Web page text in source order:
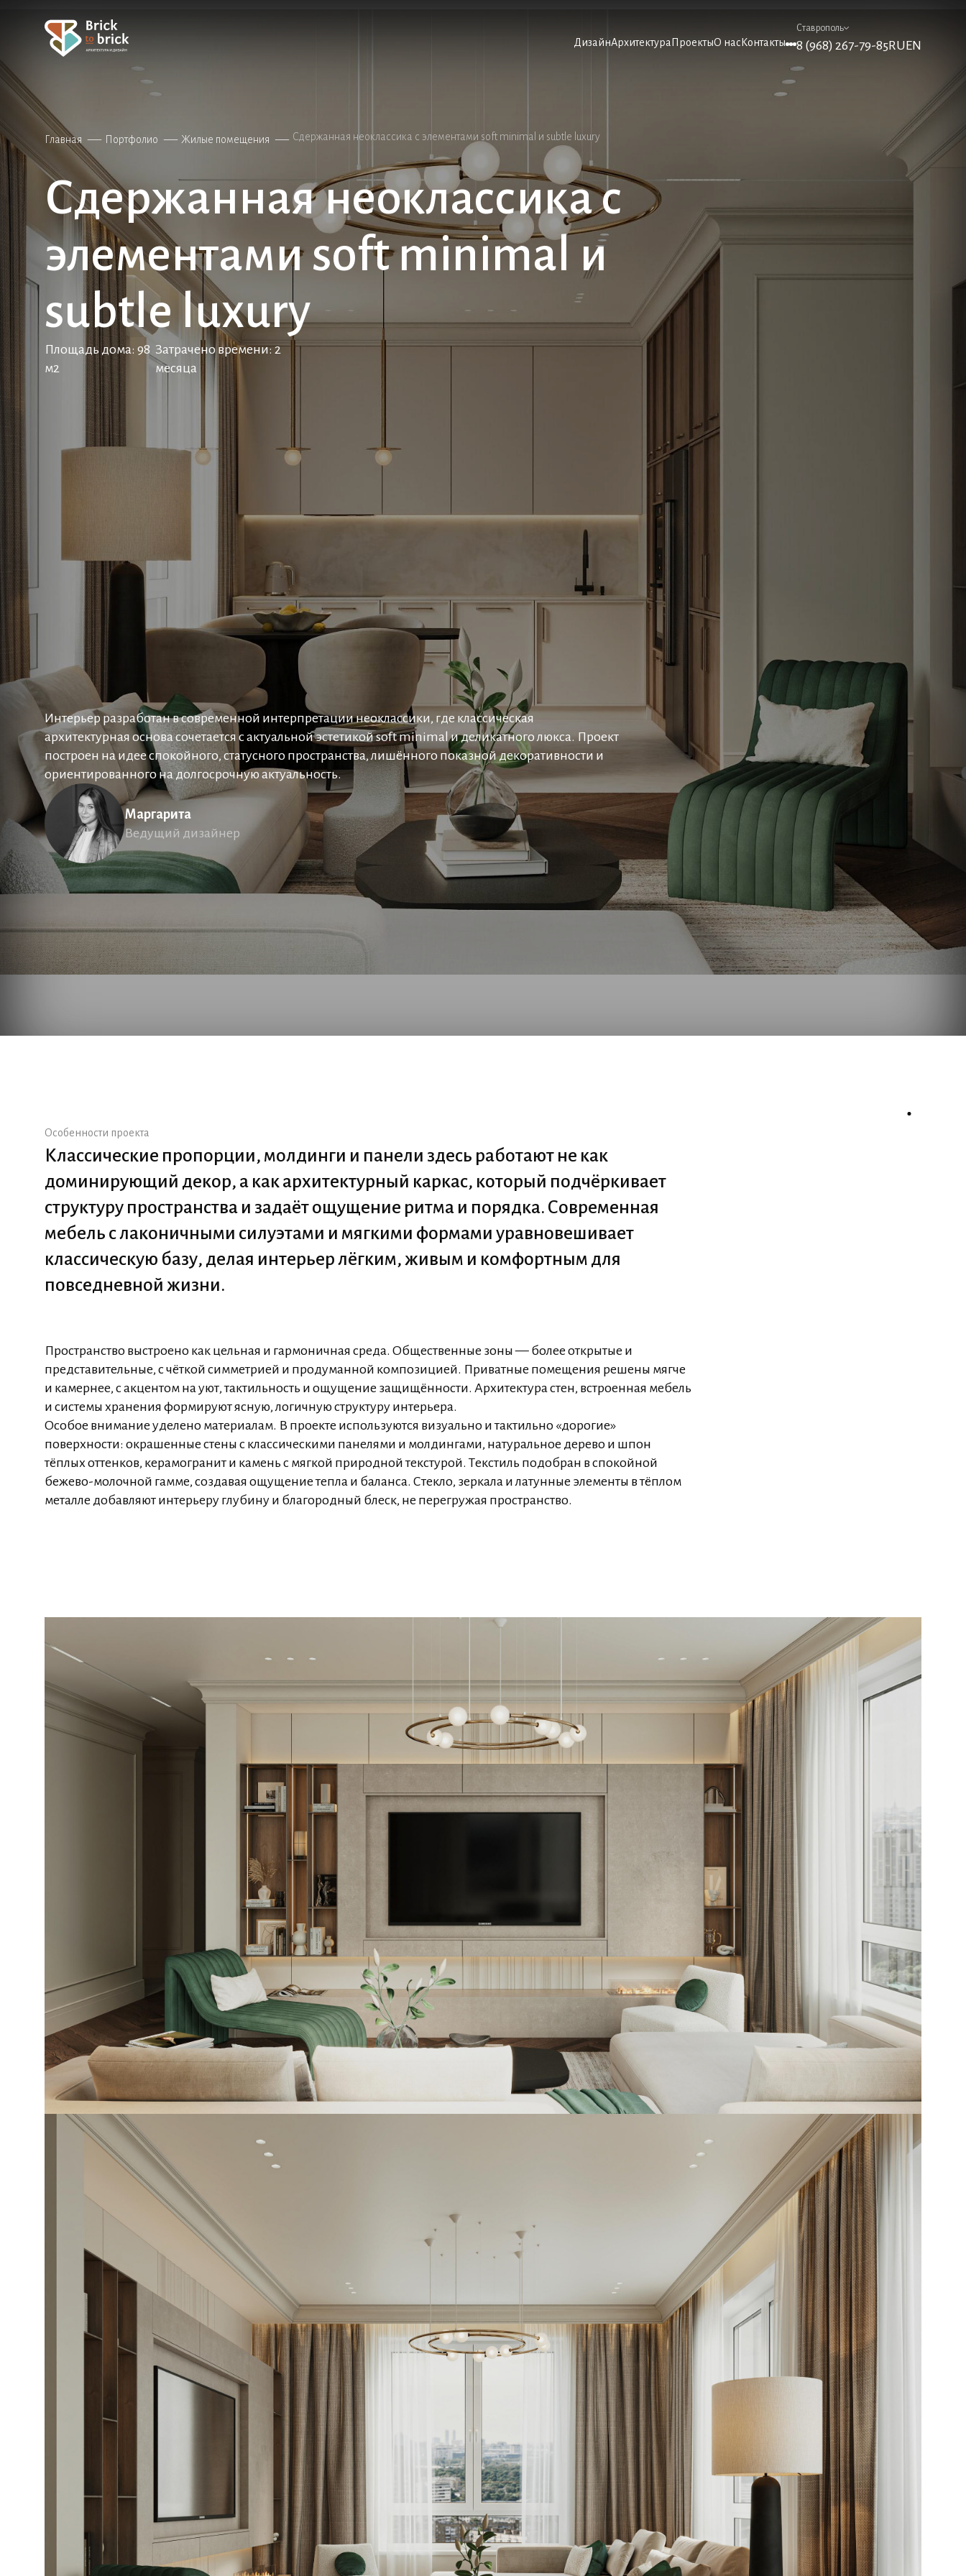
ДизайнАрхитектура ПроектыО нас Контакты
Школа дизайна и архитектуры
Ставрополь
8 (968) 267-79-85RUEN
Главная Портфолио Жилые помещения Сдержанная неоклассика с элементами soft minimal и subtle luxury
Сдержанная неоклассика с
элементами soft minimal и
subtle luxury
Площадь дома: 98
м2
Затрачено времени: 2
месяца
Интерьер разработан в современной интерпретации неоклассики, где классическая
архитектурная основа сочетается с актуальной эстетикой soft minimal и деликатного люкса. Проект
построен на идее спокойного, статусного пространства, лишённого показной декоративности и
ориентированного на долгосрочную актуальность.
Маргарита
Ведущий дизайнер
Особенности проекта
Классические пропорции, молдинги и панели здесь работают не как
доминирующий декор, а как архитектурный каркас, который подчёркивает
структуру пространства и задаёт ощущение ритма и порядка. Современная
мебель с лаконичными силуэтами и мягкими формами уравновешивает
классическую базу, делая интерьер лёгким, живым и комфортным для
повседневной жизни.
Пространство выстроено как цельная и гармоничная среда. Общественные зоны — более открытые и
представительные, с чёткой симметрией и продуманной композицией. Приватные помещения решены мягче
и камернее, с акцентом на уют, тактильность и ощущение защищённости. Архитектура стен, встроенная мебель
и системы хранения формируют ясную, логичную структуру интерьера.
Особое внимание уделено материалам. В проекте используются визуально и тактильно «дорогие»
поверхности: окрашенные стены с классическими панелями и молдингами, натуральное дерево и шпон
тёплых оттенков, керамогранит и камень с мягкой природной текстурой. Текстиль подобран в спокойной
бежево-молочной гамме, создавая ощущение тепла и баланса. Стекло, зеркала и латунные элементы в тёплом
металле добавляют интерьеру глубину и благородный блеск, не перегружая пространство.